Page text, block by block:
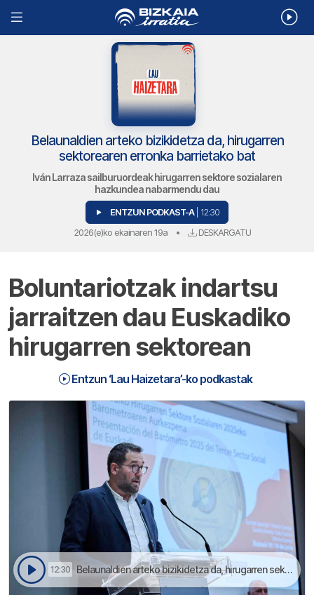
Belaunaldien arteko bizikidetza da, hirugarren
sektorearen erronka barrietako bat
Iván Larraza sailburuordeak hirugarren sektore sozialaren
hazkundea nabarmendu dau
ENTZUN PODKAST-A | 12:30
2026(e)ko ekainaren 19a • DESKARGATU
Boluntariotzak indartsu
jarraitzen dau Euskadiko
hirugarren sektorean
Entzun ‘Lau Haizetara’-ko podkastak
12:30 Belaunaldien arteko bizikidetza da, hirugarren sektorearen erronka barrietako bat | Lau Haizetara